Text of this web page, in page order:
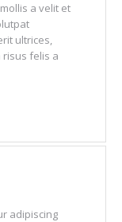
a velit et
ultrices,
felis a
adipiscing